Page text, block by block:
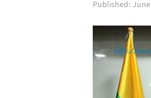
Published: